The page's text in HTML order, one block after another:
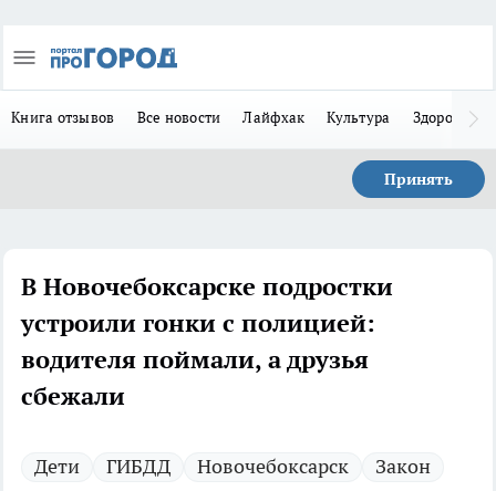
Книга отзывов Все новости Лайфхак Культура Здоровье
Принять
В Новочебоксарске подростки
устроили гонки с полицией:
водителя поймали, а друзья
сбежали
Дети ГИБДД Новочебоксарск Закон